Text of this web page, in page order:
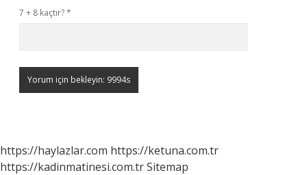
7 + 8 kaçtır?*
https://haylazlar.com https://ketuna.com.tr
https://kadinmatinesi.com.trSitemap